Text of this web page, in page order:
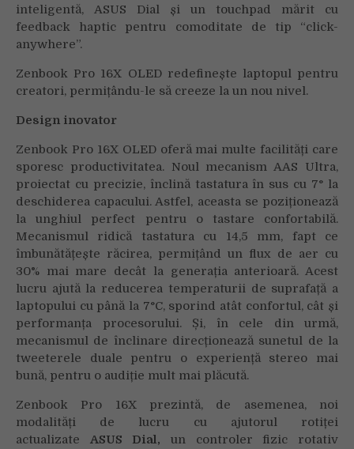
inteligentă, ASUS Dial și un touchpad mărit cu
feedback haptic pentru comoditate de tip “click-
anywhere”.
Zenbook Pro 16X OLED redefinește laptopul pentru
creatori, permițându-le să creeze la un nou nivel.
Design inovator
Zenbook Pro 16X OLED oferă mai multe facilități care
sporesc productivitatea. Noul mecanism AAS Ultra,
proiectat cu precizie, înclină tastatura în sus cu 7° la
deschiderea capacului. Astfel, aceasta se poziționează
la unghiul perfect pentru o tastare confortabilă.
Mecanismul ridică tastatura cu 14,5 mm, fapt ce
îmbunătățește răcirea, permițând un flux de aer cu
30% mai mare decât la generația anterioară. Acest
lucru ajută la reducerea temperaturii de suprafață a
laptopului cu până la 7°C, sporind atât confortul, cât și
performanța procesorului. Și, în cele din urmă,
mecanismul de înclinare direcționează sunetul de la
tweeterele duale pentru o experiență stereo mai
bună, pentru o audiție mult mai plăcută.
Zenbook Pro 16X prezintă, de asemenea, noi
modalități de lucru cu ajutorul rotiței
actualizate ASUS Dial, un controler fizic rotativ